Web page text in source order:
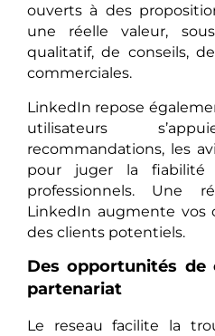
ouverts à des
une réelle valeur,
qualitatif, de conseils,
commerciales.
LinkedIn repose
utilisateurs
recommandations, les
pour juger la fiabilité
professionnels. Une
LinkedIn augmente vos
des clients potentiels.
Des opportunités
partenariat
Le reseau facilite la